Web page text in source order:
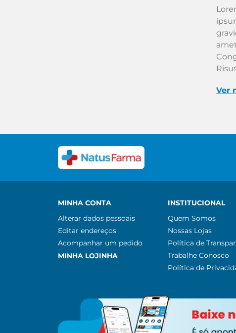
Ver
MINHA CONTA
Alterar dados pessoais
Editar endereços
Acompanhar um pedido
MINHA LOJINHA
INSTITUCIONAL
Quem Somos
Nossas Lojas
Política de
Trabalhe Conosco
Política de